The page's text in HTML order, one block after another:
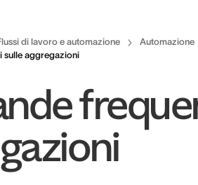
di lavoro e automazione
Automazione
sulle aggregazioni